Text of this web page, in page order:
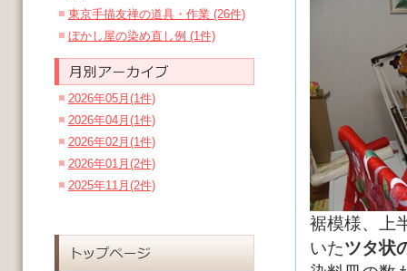
東京手描友禅の道具・作業 (26件)
ぼかし屋の染め直し例 (1件)
2026年05月(1件)
2026年04月(1件)
2026年02月(1件)
2026年01月(2件)
2025年11月(2件)
裾模様、上
いたツタ状